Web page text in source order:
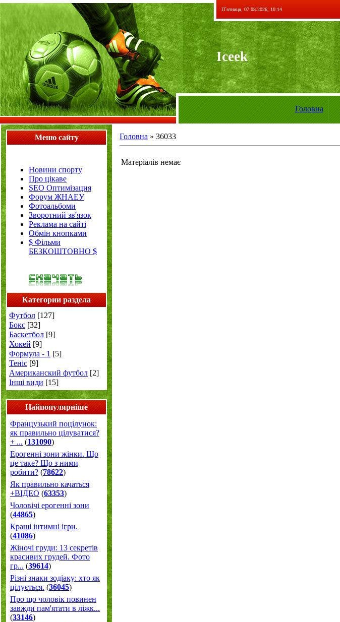
П`ятниця, 07.08.2026, 10:14
Iceek
Головна
Меню сайту
Новини спорту
Про цікаве
SEO Оптимізация
Форум ЖНАЕУ
Фотоальбоми
Зворотний зв'язок
Реклама на сайті
Обмін кнопками
$ Фільми
БЕЗКОШТОВНО $
Категории раздела
Футбол [127]
Бокс [32]
Баскетбол [9]
Хокей [9]
Формула - 1 [5]
Теніс [9]
Американский футбол [2]
Інші види [15]
Найпопулярніше
Французький поцілунок:
як правильно цілуватися?
+ ... (131090)
Ерогенні зони жінки. Що
це таке? Що з ними
робити? (78622)
Як правильно качаться
+ВІДЕО (63353)
Чоловічі ерогенні зони
(44865)
Кращі інтимні ігри.
(41086)
Жіночі груди: 13 секретів
красивих грудей. Фото
гр... (39614)
Різні знаки зодіаку: хто як
цілується. (36045)
Про що чоловік повинен
завжди пам'ятати в ліжк...
(33146)
Головна » 36033
Матеріалів немає